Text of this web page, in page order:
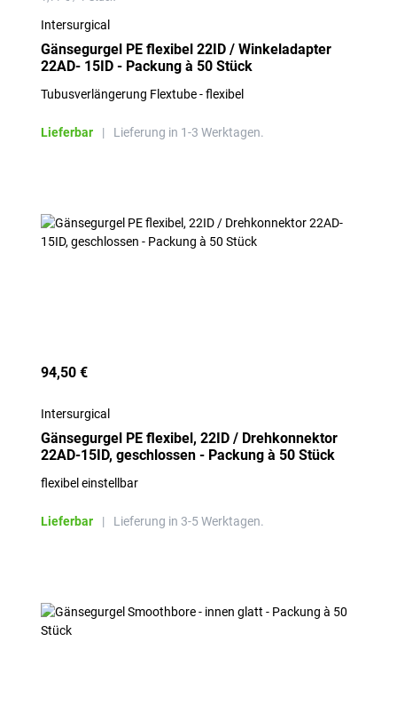
Intersurgical
Gänsegurgel PE flexibel 22ID / Winkeladapter
22AD- 15ID - Packung à 50 Stück
Tubusverlängerung Flextube - flexibel
Lieferbar | Lieferung in 1-3 Werktagen.
94,50 €
Intersurgical
Gänsegurgel PE flexibel, 22ID / Drehkonnektor
22AD-15ID, geschlossen - Packung à 50 Stück
flexibel einstellbar
Lieferbar | Lieferung in 3-5 Werktagen.